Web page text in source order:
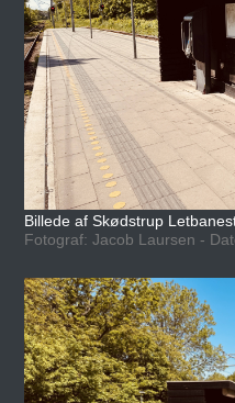
Billede af Skødstrup
Fotograf: Jacob Laursen -